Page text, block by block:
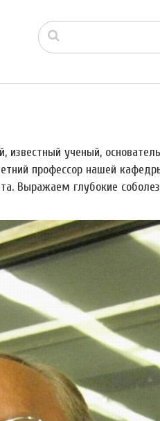
известный ученый,
профессор нашей
Выражаем глубокие